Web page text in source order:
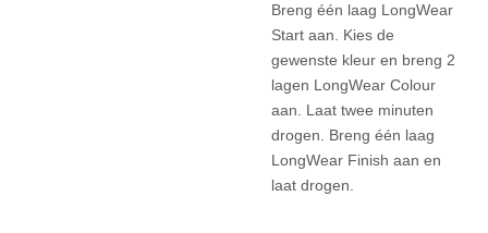
Breng één laag LongWear
Start aan. Kies de
gewenste kleur en breng 2
lagen LongWear Colour
aan. Laat twee minuten
drogen. Breng één laag
LongWear Finish aan en
laat drogen.